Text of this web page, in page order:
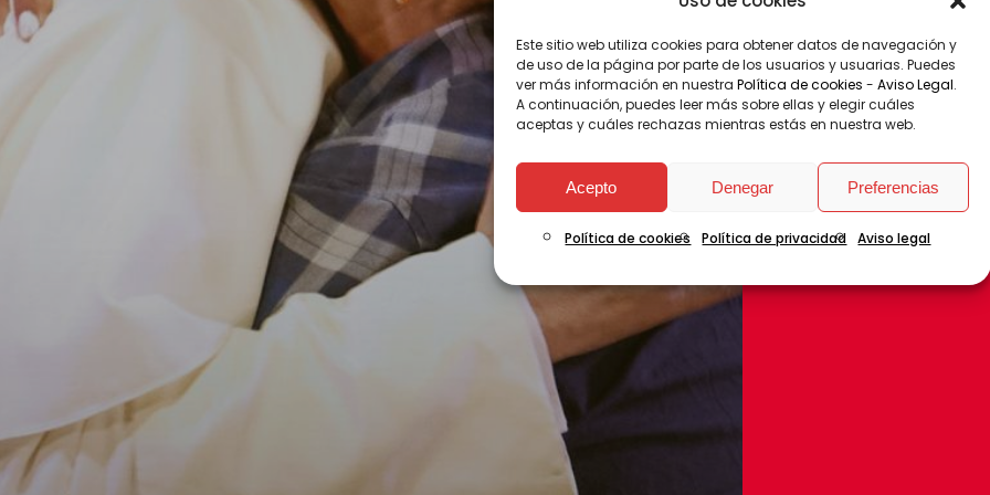
Este sitio web utiliza cookies para obtener datos de navegación y
de uso de la página por parte de los usuarios y usuarias. Puedes
ver más información en nuestra Política de cookies - Aviso Legal.
A continuación, puedes leer más sobre ellas y elegir cuáles
aceptas y cuáles rechazas mientras estás en nuestra web.
Acepto Denegar Preferencias
Política de cookies Política de privacidad Aviso legal
PARA
COGER
IMPULSO
ACCIÓN
ECONOMÍA
SOLIDARIA
EMERGENCIAS
EMPRESAS